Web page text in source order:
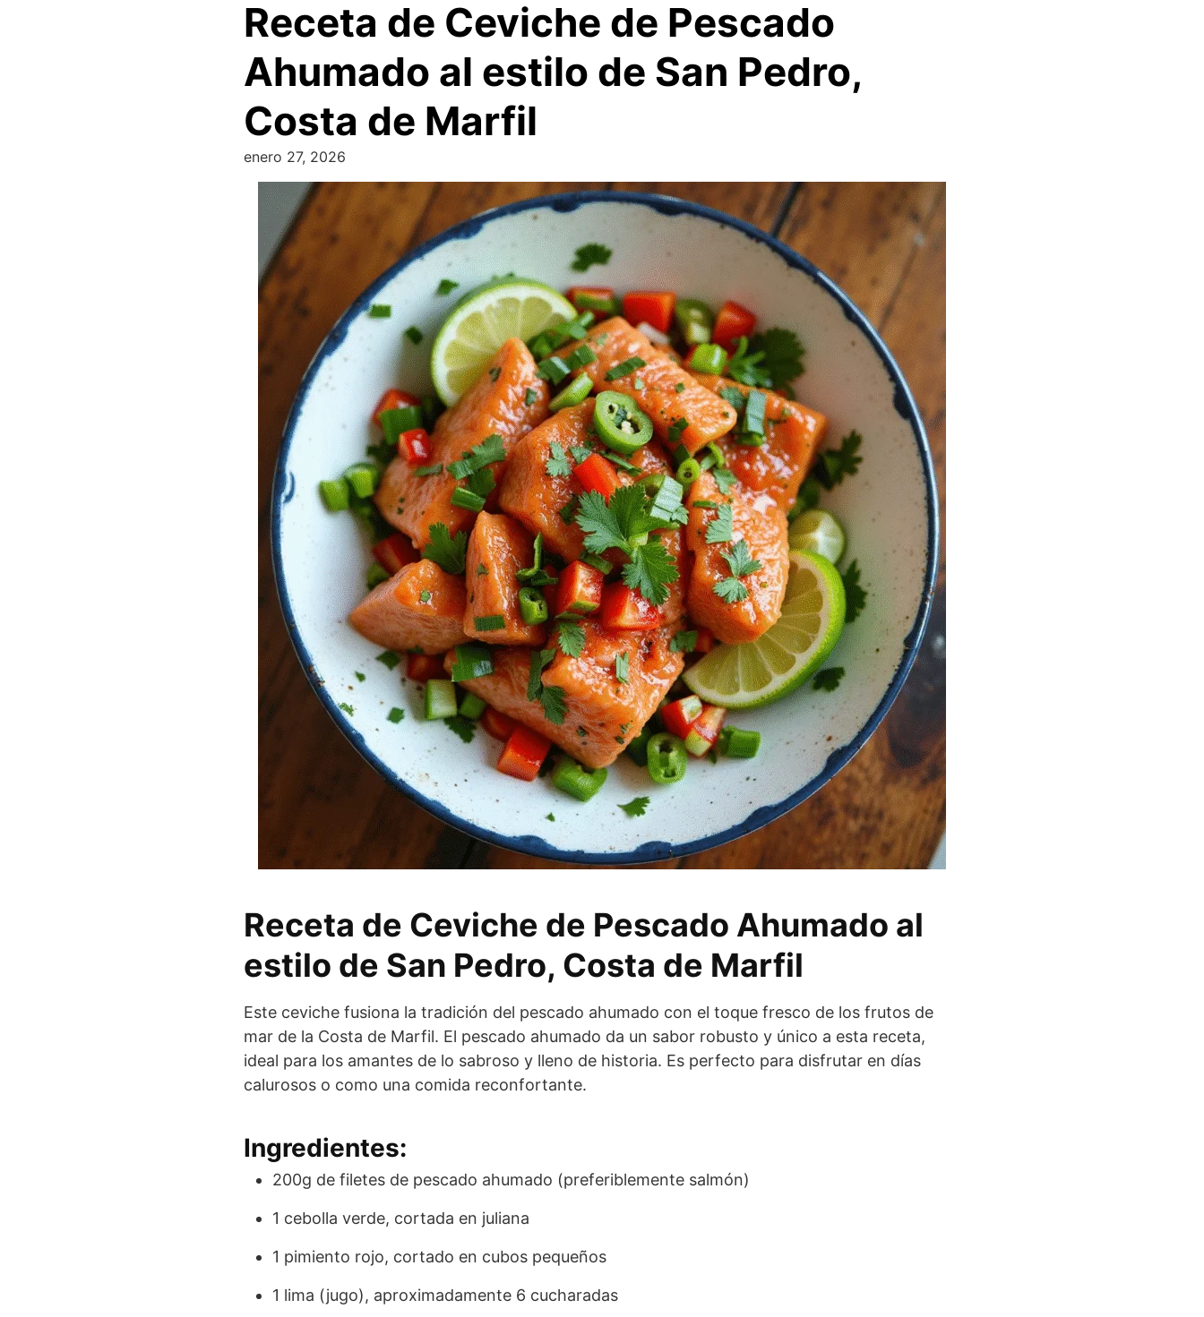
Receta de Ceviche de Pescado
Ahumado al estilo de San Pedro,
Costa de Marfil
enero 27, 2026
Receta de Ceviche de Pescado Ahumado al
estilo de San Pedro, Costa de Marfil
Este ceviche fusiona la tradición del pescado ahumado con el toque fresco de los frutos de
mar de la Costa de Marfil. El pescado ahumado da un sabor robusto y único a esta receta,
ideal para los amantes de lo sabroso y lleno de historia. Es perfecto para disfrutar en días
calurosos o como una comida reconfortante.
Ingredientes:
200g de filetes de pescado ahumado (preferiblemente salmón)
1 cebolla verde, cortada en juliana
1 pimiento rojo, cortado en cubos pequeños
1 lima (jugo), aproximadamente 6 cucharadas